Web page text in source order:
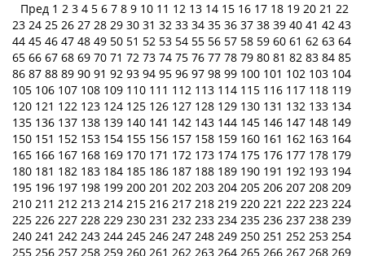
Пред 1 2 3 4 5 6 7 8 9 10 11 12 13 14 15 16 17 18 19 20 21 22
23 24 25 26 27 28 29 30 31 32 33 34 35 36 37 38 39 40 41 42 43
44 45 46 47 48 49 50 51 52 53 54 55 56 57 58 59 60 61 62 63 64
65 66 67 68 69 70 71 72 73 74 75 76 77 78 79 80 81 82 83 84 85
86 87 88 89 90 91 92 93 94 95 96 97 98 99 100 101 102 103 104
105 106 107 108 109 110 111 112 113 114 115 116 117 118 119
120 121 122 123 124 125 126 127 128 129 130 131 132 133 134
135 136 137 138 139 140 141 142 143 144 145 146 147 148 149
150 151 152 153 154 155 156 157 158 159 160 161 162 163 164
165 166 167 168 169 170 171 172 173 174 175 176 177 178 179
180 181 182 183 184 185 186 187 188 189 190 191 192 193 194
195 196 197 198 199 200 201 202 203 204 205 206 207 208 209
210 211 212 213 214 215 216 217 218 219 220 221 222 223 224
225 226 227 228 229 230 231 232 233 234 235 236 237 238 239
240 241 242 243 244 245 246 247 248 249 250 251 252 253 254
255 256 257 258 259 260 261 262 263 264 265 266 267 268 269